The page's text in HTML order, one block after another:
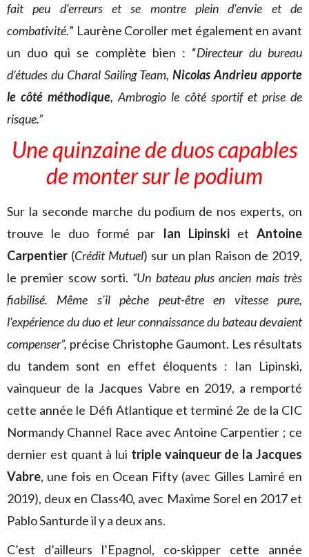
fait peu d’erreurs et se montre plein d’envie et de
combativité.” Laurène Coroller met également en avant
un duo qui se complète bien : “Directeur du bureau
d’études du Charal Sailing Team,Nicolas Andrieu apporte
le côté méthodique, Ambrogio le côté sportif et prise de
risque.”
Une quinzaine de duos capables
de monter sur le podium
Sur la seconde marche du podium de nos experts, on
trouve le duo formé par Ian Lipinski et Antoine
Carpentier (Crédit Mutuel) sur un plan Raison de 2019,
le premier scow sorti. “Un bateau plus ancien mais très
fiabilisé. Même s’il pèche peut-être en vitesse pure,
l’expérience du duo et leur connaissance du bateau devaient
compenser”, précise Christophe Gaumont. Les résultats
du tandem sont en effet éloquents : Ian Lipinski,
vainqueur de la Jacques Vabre en 2019, a remporté
cette année le Défi Atlantique et terminé 2e de la CIC
Normandy Channel Race avec Antoine Carpentier ; ce
dernier est quant à lui triple vainqueur de la Jacques
Vabre, une fois en Ocean Fifty (avec Gilles Lamiré en
2019), deux en Class40, avec Maxime Sorel en 2017 et
Pablo Santurde il y a deux ans.
C’est d’ailleurs l’Epagnol, co-skipper cette année